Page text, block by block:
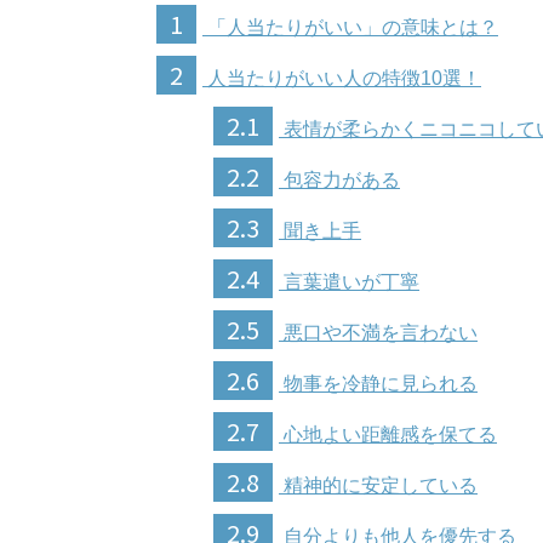
1 「人当たりがいい」の意味とは？
2 人当たりがいい人の特徴10選！
2.1 表情が柔らかくニコニコして
2.2 包容力がある
2.3 聞き上手
2.4 言葉遣いが丁寧
2.5 悪口や不満を言わない
2.6 物事を冷静に見られる
2.7 心地よい距離感を保てる
2.8 精神的に安定している
2.9 自分よりも他人を優先する